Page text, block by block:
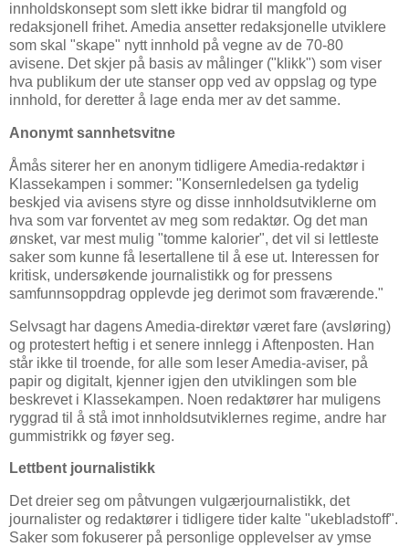
innholdskonsept som slett ikke bidrar til mangfold og
redaksjonell frihet. Amedia ansetter redaksjonelle utviklere
som skal "skape" nytt innhold på vegne av de 70-80
avisene. Det skjer på basis av målinger ("klikk") som viser
hva publikum der ute stanser opp ved av oppslag og type
innhold, for deretter å lage enda mer av det samme.
Anonymt sannhetsvitne
Åmås siterer her en anonym tidligere Amedia-redaktør i
Klassekampen i sommer: "Konsernledelsen ga tydelig
beskjed via avisens styre og disse innholdsutviklerne om
hva som var forventet av meg som redaktør. Og det man
ønsket, var mest mulig "tomme kalorier", det vil si lettleste
saker som kunne få lesertallene til å ese ut. Interessen for
kritisk, undersøkende journalistikk og for pressens
samfunnsoppdrag opplevde jeg derimot som fraværende."
Selvsagt har dagens Amedia-direktør været fare (avsløring)
og protestert heftig i et senere innlegg i Aftenposten. Han
står ikke til troende, for alle som leser Amedia-aviser, på
papir og digitalt, kjenner igjen den utviklingen som ble
beskrevet i Klassekampen. Noen redaktører har muligens
ryggrad til å stå imot innholdsutviklernes regime, andre har
gummistrikk og føyer seg.
Lettbent journalistikk
Det dreier seg om påtvungen vulgærjournalistikk, det
journalister og redaktører i tidligere tider kalte "ukebladstoff".
Saker som fokuserer på personlige opplevelser av ymse